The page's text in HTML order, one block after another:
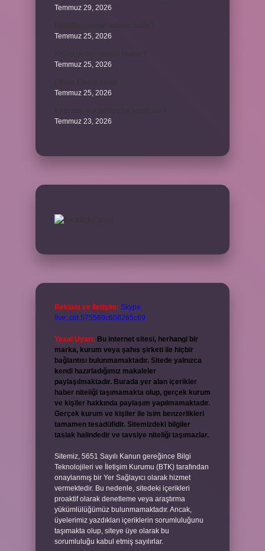
Temmuz 29, 2026
Temmuz 25, 2026
Temmuz 25, 2026
Temmuz 25, 2026
Temmuz 23, 2026
Reklam ve İletişim: Skype:
live:.cid.575569c608265c69
Yasal Uyarı: Bu internet sitesi, herhangi bir
marka, kurum veya şahıs şirketi ile hiçbir
bağlantısı bulunmamaktadır. Sitede yalnızca
kendi hazırladığımız makaleler
paylaşılmaktadır. Burada yer alan içerikler
haber niteliği taşımamakta olup, gerçek kurum
ve kişiler hakkında paylaşım yapılmamaktadır.
Gerçek kurum ve kişiler ile isim benzerlikleri
tamamen tesadüfidir. Sitemizdeki bilgiler
taslak halindedir ve tavsiye niteliği taşımazlar.
Sitemiz, 5651 Sayılı Kanun gereğince Bilgi
Teknolojileri ve İletişim Kurumu (BTK) tarafından
onaylanmış bir Yer Sağlayıcı olarak hizmet
vermektedir. Bu nedenle, sitedeki içerikleri
proaktif olarak denetleme veya araştırma
yükümlülüğümüz bulunmamaktadır. Ancak,
üyelerimiz yazdıkları içeriklerin sorumluluğunu
taşımakta olup, siteye üye olarak bu
sorumluluğu kabul etmiş sayılırlar.